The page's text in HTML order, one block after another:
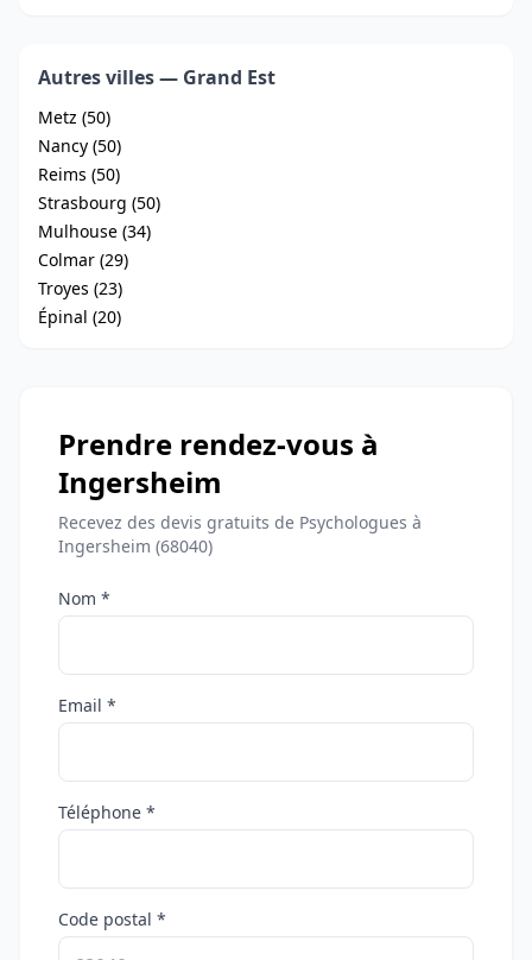
Autres villes — Grand Est
Metz (50)
Nancy (50)
Reims (50)
Strasbourg (50)
Mulhouse (34)
Colmar (29)
Troyes (23)
Épinal (20)
Prendre rendez-vous à
Ingersheim
Recevez des devis gratuits de Psychologues à
Ingersheim (68040)
Nom *
Email *
Téléphone *
Code postal *